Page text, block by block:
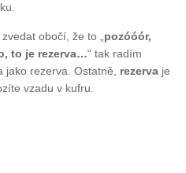
obočí, že to „ pozóóór,
to je rezerva…“ tak radím
rezerva. Ostatně, rezerva je
vzadu v kufru.